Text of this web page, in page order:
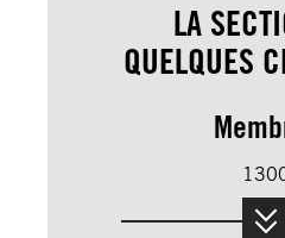
LA
QUELQUES